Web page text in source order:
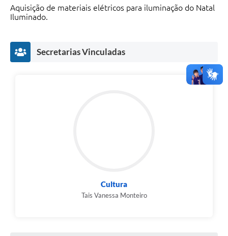
Aquisição de materiais elétricos para iluminação do Natal
Iluminado.
Secretarias Vinculadas
Cultura
Tais Vanessa Monteiro